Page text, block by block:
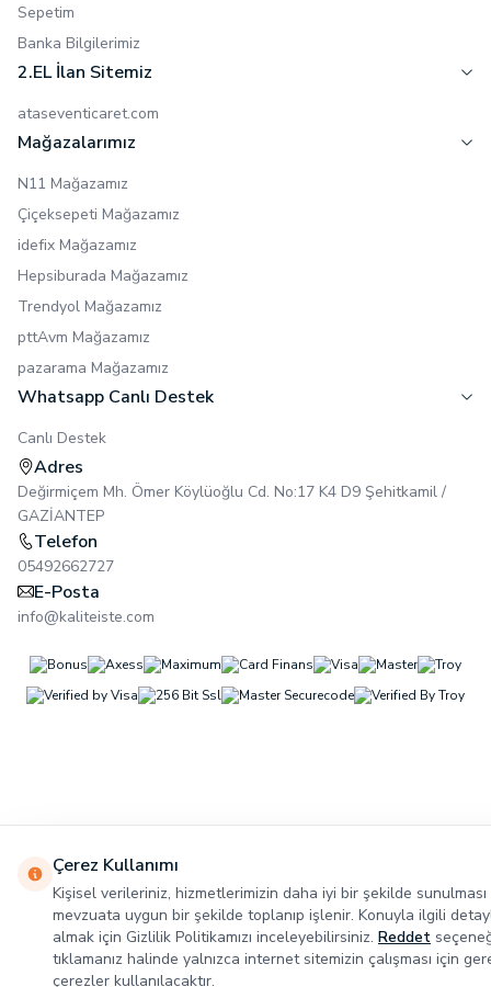
Sepetim
Banka Bilgilerimiz
2.EL İlan Sitemiz
ataseventicaret.com
Mağazalarımız
N11 Mağazamız
Çiçeksepeti Mağazamız
idefix Mağazamız
Hepsiburada Mağazamız
Trendyol Mağazamız
pttAvm Mağazamız
pazarama Mağazamız
Whatsapp Canlı Destek
Canlı Destek
Adres
Değirmiçem Mh. Ömer Köylüoğlu Cd. No:17 K4 D9 Şehitkamil /
GAZİANTEP
Telefon
05492662727
E-Posta
info@kaliteiste.com
Çerez Kullanımı
Kişisel verileriniz, hizmetlerimizin daha iyi bir şekilde sunulması
mevzuata uygun bir şekilde toplanıp işlenir. Konuyla ilgili
almak için Gizlilik Politikamızı inceleyebilirsiniz. Reddet
tıklamanız halinde yalnızca internet sitemizin çalışması için
çerezler kullanılacaktır.